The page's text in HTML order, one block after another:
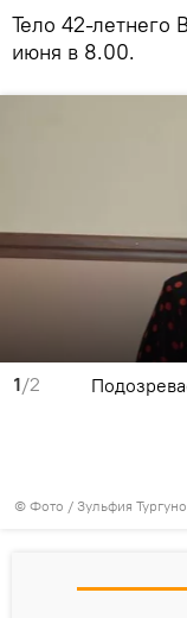
Тело 42-летнего
июня в 8.00.
1/2
© Фото / Зульфия